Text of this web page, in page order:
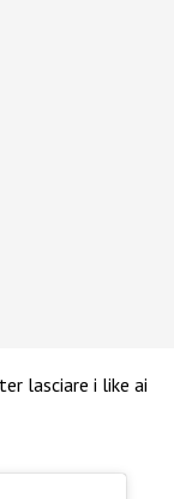
lasciare i like ai